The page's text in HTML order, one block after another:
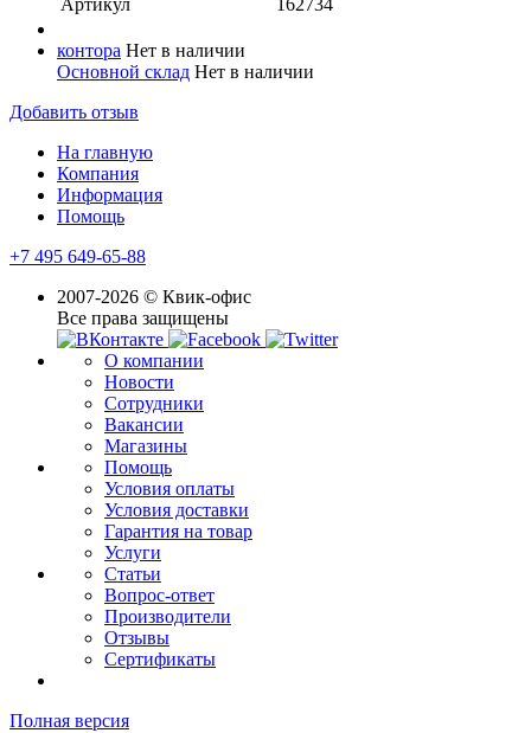
Артикул
162734
контора Нет в наличии
Основной склад Нет в наличии
Добавить отзыв
На главную
Компания
Информация
Помощь
+7 495 649-65-88
2007-2026 © Квик-офис
Все права защищены
О компании
Новости
Сотрудники
Вакансии
Магазины
Помощь
Условия оплаты
Условия доставки
Гарантия на товар
Услуги
Статьи
Вопрос-ответ
Производители
Отзывы
Сертификаты
Полная версия